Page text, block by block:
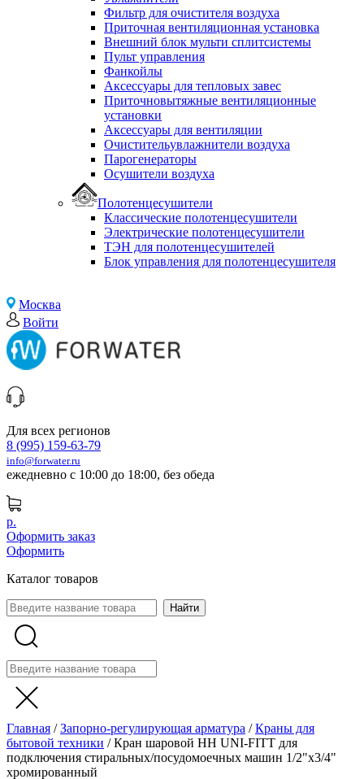
Фильтр для очистителя воздуха
Приточная вентиляционная установка
Внешний блок мульти сплитсистемы
Пульт управления
Фанкойлы
Аксессуары для тепловых завес
Приточновытяжные вентиляционные
установки
Аксессуары для вентиляции
Очистительувлажнители воздуха
Парогенераторы
Осушители воздуха
Полотенцесушители
Классические полотенцесушители
Электрические полотенцесушители
ТЭН для полотенцесушителей
Блок управления для полотенцесушителя
Москва
Войти
Для всех регионов
8 (995) 159-63-79
info@forwater.ru
ежедневно с 10:00 до 18:00, без обеда
р.
Оформить заказ
Оформить
Каталог товаров
Главная /Запорно-регулирующая арматура /Краны для
бытовой техники /Кран шаровой НН UNI-FITT для
подключения стиральных/посудомоечных машин 1/2"х3/4"
хромированный